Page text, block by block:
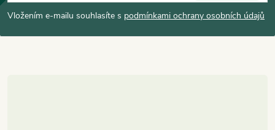
pVložením e-mailu souhlasíte s podmínkami ochrany osobních údajů